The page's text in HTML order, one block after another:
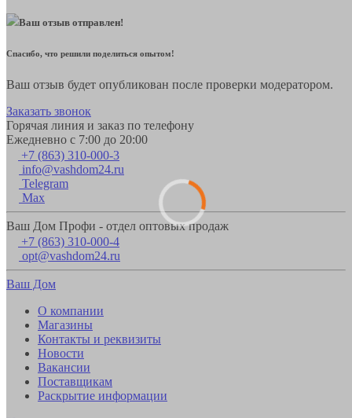
Ваш отзыв отправлен!
Спасибо, что решили поделиться опытом!
Ваш отзыв будет опубликован после проверки модератором.
Заказать звонок
Горячая линия и заказ по телефону
Ежедневно с 7:00 до 20:00
+7 (863) 310-000-3
info@vashdom24.ru
Telegram
Max
Ваш Дом Профи - отдел оптовых продаж
+7 (863) 310-000-4
opt@vashdom24.ru
Ваш Дом
О компании
Магазины
Контакты и реквизиты
Новости
Вакансии
Поставщикам
Раскрытие информации